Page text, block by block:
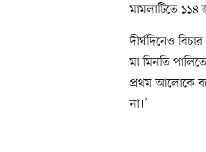
মামলাটিতে ১১৪
দীর্ঘদিনেও
মা মিনতি
প্রথম আলোকে
না।’